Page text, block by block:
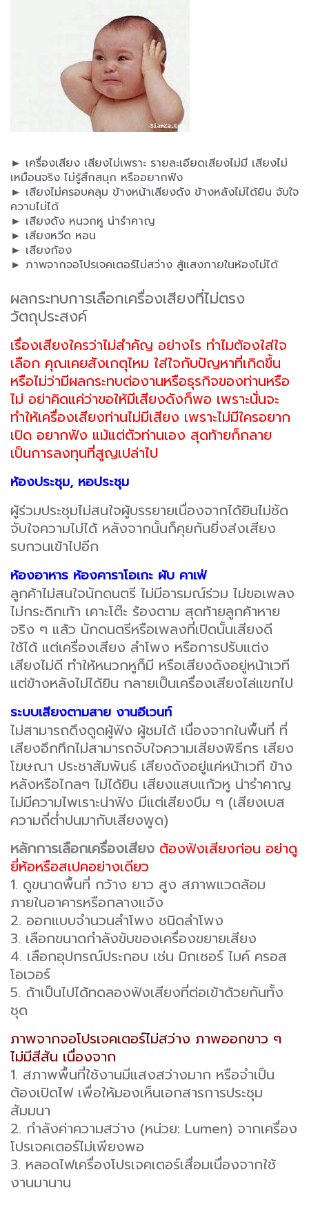
► เครื่องเสียง เสียงไม่เพราะ รายละเอียดเสียงไม่มี เสียงไม่
เหมือนจริง ไม่รู้สึกสนุก หรืออยากฟัง
► เสียงไม่ครอบคลุม ข้างหน้าเสียงดัง ข้างหลังไม่ได้ยิน จับใจ
ความไม่ได้
► เสียงดัง หนวกหู น่ารำคาญ
► เสียงหวีด หอน
► เสียงก้อง
► ภาพจากจอโปรเจคเตอร์ไม่สว่าง สู้แสงภายในห้องไม่ได้
ผลกระทบการเลือกเครื่องเสียงที่ไม่ตรง
วัตถุประสงค์
เรื่องเสียงใครว่าไม่สำคัญ อย่างไร ทำไมต้องใส่ใจ
เลือก คุณเคยสังเกตุไหม ใส่ใจกับปัญหาที่เกิดขึ้น
หรือไม่ว่ามีผลกระทบต่องานหรือธุรกิจของท่านหรือ
ไม่ อย่าคิดแค่ว่าขอให้มีเสียงดังก็พอ เพราะนั่นจะ
ทำให้เครื่องเสียงท่านไม่มีเสียง เพราะไม่มีใครอยาก
เปิด อยากฟัง แม้แต่ตัวท่านเอง สุดท้ายก็กลาย
เป็นการลงทุนที่สูญเปล่าไป
ห้องประชุม, หอประชุม
ผู้ร่วมประชุมไม่สนใจผู้บรรยายเนื่องจากได้ยินไม่ชัด
จับใจความไม่ได้ หลังจากนั้นก็คุยกันยิ่งส่งเสียง
รบกวนเข้าไปอีก
ห้องอาหาร ห้องคาราโอเกะ ผับ คาเฟ่
ลูกค้าไม่สนใจนักดนตรี ไม่มีอารมณ์ร่วม ไม่ขอเพลง
ไม่กระดิกเท้า เคาะโต๊ะ ร้องตาม สุดท้ายลูกค้าหาย
จริง ๆ แล้ว นักดนตรีหรือเพลงที่เปิดนั้นเสียงดี
ใช้ได้ แต่เครื่องเสียง ลำโพง หรือการปรับแต่ง
เสียงไม่ดี ทำให้หนวกหูก็มี หรือเสียงดังอยู่หน้าเวที
แต่ข้างหลังไม่ได้ยิน กลายเป็นเครื่องเสียงไล่แขกไป
ระบบเสียงตามสาย งานอีเวนท์
ไม่สามารถดึงดูดผู้ฟัง ผู้ชมได้ เนื่องจากในพื้นที่ ที่
เสียงอึกทึกไม่สามารถจับใจความเสียงพิธีกร เสียง
โฆษณา ประชาสัมพันธ์ เสียงดังอยู่แค่หน้าเวที ข้าง
หลังหรือไกลๆ ไม่ได้ยิน เสียงแสบแก้วหู น่ารำคาญ
ไม่มีความไพเราะน่าฟัง มีแต่เสียงบึม ๆ (เสียงเบส
ความถี่ต่ำปนมากับเสียงพูด)
หลักการเลือกเครื่องเสียง ต้องฟังเสียงก่อน อย่าดู
ยี่ห้อหรือสเปคอย่างเดียว
1. ดูขนาดพื้นที่ กว้าง ยาว สูง สภาพแวดล้อม
ภายในอาคารหรือกลางแจ้ง
2. ออกแบบจำนวนลำโพง ชนิดลำโพง
3. เลือกขนาดกำลังขับของเครื่องขยายเสียง
4. เลือกอุปกรณ์ประกอบ เช่น มิกเซอร์ ไมค์ ครอส
โอเวอร์
5. ถ้าเป็นไปได้ทดลองฟังเสียงที่ต่อเข้าด้วยกันทั้ง
ชุด
ภาพจากจอโปรเจคเตอร์ไม่สว่าง ภาพออกขาว ๆ
ไม่มีสีสัน เนื่องจาก
1. สภาพพื้นที่ใช้งานมีแสงสว่างมาก หรือจำเป็น
ต้องเปิดไฟ เพื่อให้มองเห็นเอกสารการประชุม
สัมมนา
2. กำลังค่าความสว่าง (หน่วย: Lumen) จากเครื่อง
โปรเจคเตอร์ไม่เพียงพอ
3. หลอดไฟเครื่องโปรเจคเตอร์เสื่อมเนื่องจากใช้
งานมานาน